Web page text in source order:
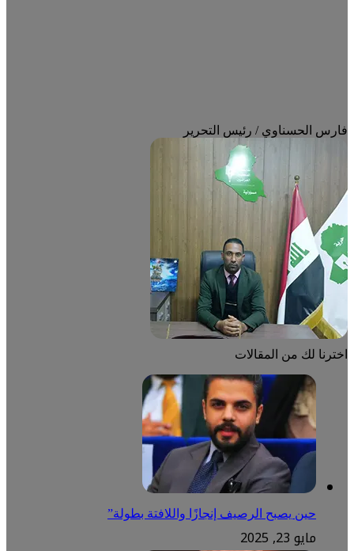
فارس الحسناوي / رئيس التحرير
اخترنا لك من المقالات
حين يصبح الرصيف إنجازًا واللافتة بطولة”
مايو 23, 2025